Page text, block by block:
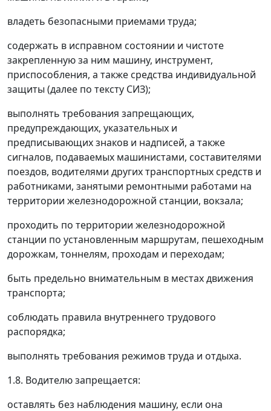
владеть безопасными приемами труда;
содержать в исправном состоянии и чистоте
закрепленную за ним машину, инструмент,
приспособления, а также средства индивидуальной
защиты (далее по тексту СИЗ);
выполнять требования запрещающих,
предупреждающих, указательных и
предписывающих знаков и надписей, а также
сигналов, подаваемых машинистами, составителями
поездов, водителями других транспортных средств и
работниками, занятыми ремонтными работами на
территории железнодорожной станции, вокзала;
проходить по территории железнодорожной
станции по установленным маршрутам, пешеходным
дорожкам, тоннелям, проходам и переходам;
быть предельно внимательным в местах движения
транспорта;
соблюдать правила внутреннего трудового
распорядка;
выполнять требования режимов труда и отдыха.
1.8. Водителю запрещается:
оставлять без наблюдения машину, если она